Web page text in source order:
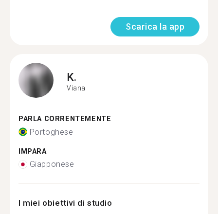
Scarica la app
K.
Viana
PARLA CORRENTEMENTE
Portoghese
IMPARA
Giapponese
I miei obiettivi di studio